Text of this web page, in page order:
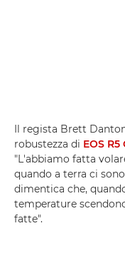
Il regista Brett
robustezza di EOS R5
"L'abbiamo fatta
quando a terra ci sono
dimentica che,
temperature
fatte".